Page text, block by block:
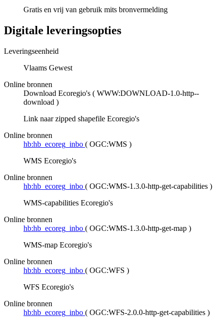
Gratis en vrij van gebruik mits bronvermelding
Digitale leveringsopties
Leveringseenheid
Vlaams Gewest
Online bronnen
Download Ecoregio's ( WWW:DOWNLOAD-1.0-http--
download )
Link naar zipped shapefile Ecoregio's
Online bronnen
hb:hb_ecoreg_inbo ( OGC:WMS )
WMS Ecoregio's
Online bronnen
hb:hb_ecoreg_inbo ( OGC:WMS-1.3.0-http-get-capabilities )
WMS-capabilities Ecoregio's
Online bronnen
hb:hb_ecoreg_inbo ( OGC:WMS-1.3.0-http-get-map )
WMS-map Ecoregio's
Online bronnen
hb:hb_ecoreg_inbo ( OGC:WFS )
WFS Ecoregio's
Online bronnen
hb:hb_ecoreg_inbo ( OGC:WFS-2.0.0-http-get-capabilities )